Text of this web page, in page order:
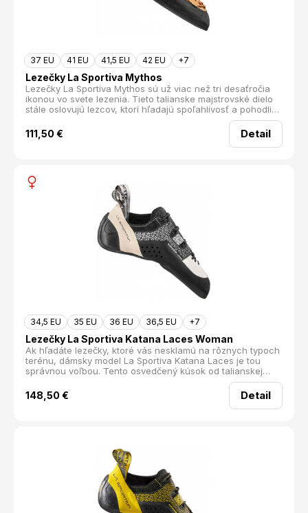
37 EU 41 EU 41,5 EU 42 EU +7
Lezečky La Sportiva Mythos
Lezečky La Sportiva Mythos sú už viac než tri desaťročia
ikonou vo svete lezenia. Tieto talianske majstrovské dielo
stále oslovujú lezcov, ktorí hľadajú spoľahlivosť a pohodlie
v klasických horolezeckých výzvach. Mythosky sú známe
svojou miernou asymetriou a rovnom fitom, čo z nich robí
ideálneho spoločníka pre každé chodidlo, či už leziete
naboso v teple alebo v ponožkách v chladnejších
111,50 € Detail
34,5 EU 35 EU 36 EU 36,5 EU +7
Lezečky La Sportiva Katana Laces Woman
Ak hľadáte lezečky, ktoré vás nesklamú na rôznych typoch
terénu, dámsky model La Sportiva Katana Laces je tou
správnou voľbou. Tento osvedčený kúsok od talianskej
značky La Sportiva sa stal klasikou v kategórii All-round
lezečiek, ideálny pre normálne široké chodidlá.
148,50 € Detail